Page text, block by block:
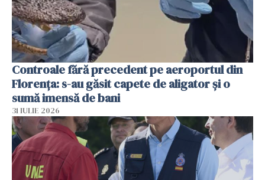
Controale fără precedent pe aeroportul din
Florența: s-au găsit capete de aligator și o
sumă imensă de bani
31 IULIE 2026